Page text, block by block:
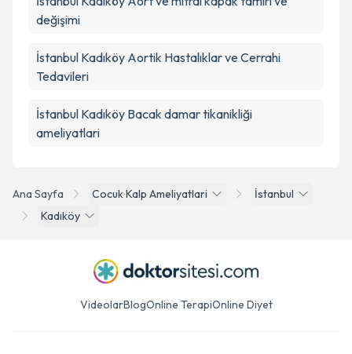
Ana Sayfa Cocuk Kalp Ameliyatlari
İstanbul
Kadıköy
değişimi
İstanbul Kadıköy Aortik Hastalıklar ve Cerrahi
Tedavileri
İstanbul Kadıköy Bacak damar tikanikliği
ameliyatlari
VideolarBlogOnline TerapiOnline Diyet